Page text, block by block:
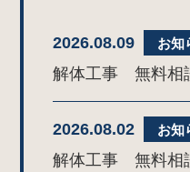
2026.08.09 お知
解体工事 無料相
2026.08.02 お知
解体工事 無料相